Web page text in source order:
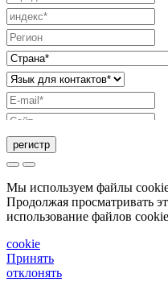
Запрос на отправку
Запрос, чтобы с
представитель
Запрос на
Запрос на вебинар
регистр
Мы используем файлы
Продолжая просматривать
использование файлов
cookie
Принять
отклонять